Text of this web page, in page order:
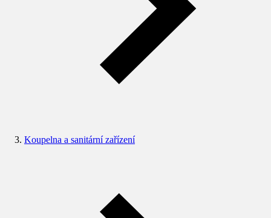
Koupelna a sanitární zařízení